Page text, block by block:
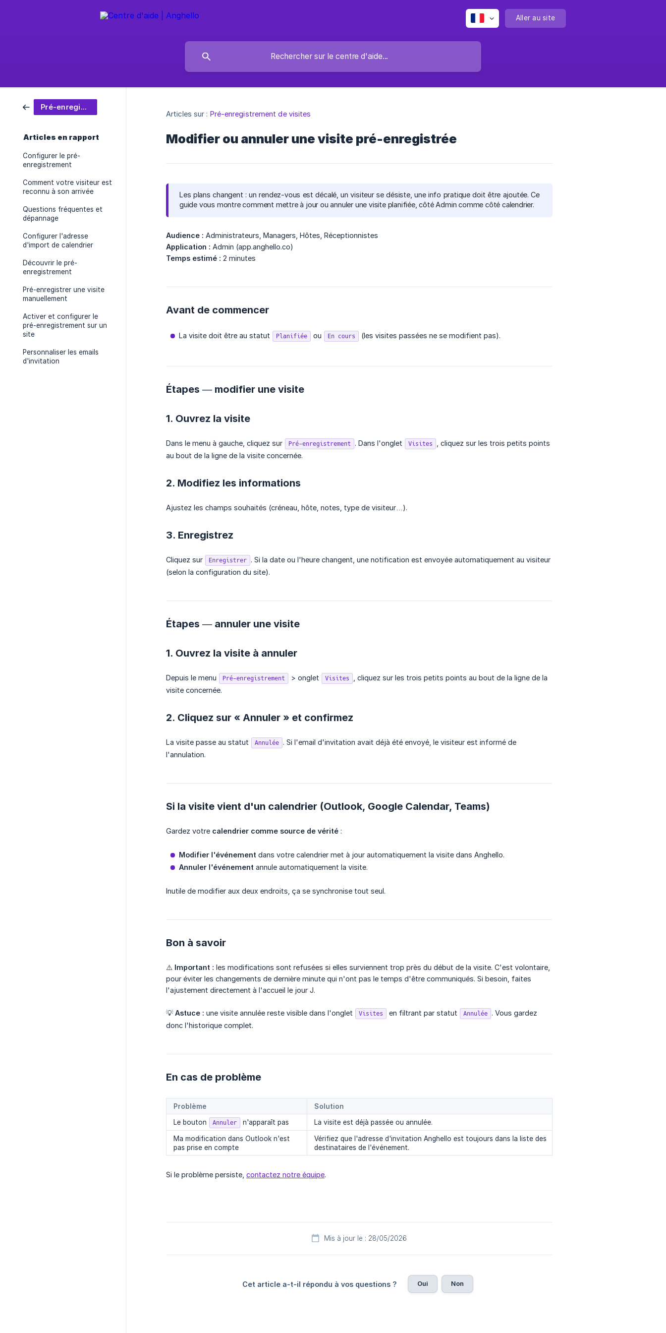
Aller au site
Pré-enregistrement de visites
Articles en rapport
Configurer le pré-
enregistrement
Comment votre visiteur est
reconnu à son arrivée
Questions fréquentes et
dépannage
Configurer l'adresse
d'import de calendrier
Découvrir le pré-
enregistrement
Pré-enregistrer une visite
manuellement
Activer et configurer le
pré-enregistrement sur un
site
Personnaliser les emails
d'invitation
Articles sur : Pré-enregistrement de visites
Modifier ou annuler une visite pré-enregistrée
Les plans changent : un rendez-vous est décalé, un visiteur se désiste, une info pratique doit être ajoutée. Ce
guide vous montre comment mettre à jour ou annuler une visite planifiée, côté Admin comme côté calendrier.
Audience : Administrateurs, Managers, Hôtes, Réceptionnistes
Application : Admin (app.anghello.co)
Temps estimé : 2 minutes
Avant de commencer
La visite doit être au statut Planifiée ou En cours (les visites passées ne se modifient pas).
Étapes — modifier une visite
1. Ouvrez la visite
Dans le menu à gauche, cliquez sur Pré-enregistrement . Dans l'onglet Visites
, cliquez sur les trois petits points
au bout de la ligne de la visite concernée.
2. Modifiez les informations
Ajustez les champs souhaités (créneau, hôte, notes, type de visiteur…).
3. Enregistrez
Cliquez sur Enregistrer . Si la date ou l'heure changent, une notification est envoyée automatiquement au visiteur
(selon la configuration du site).
Étapes — annuler une visite
1. Ouvrez la visite à annuler
Depuis le menu Pré-enregistrement > onglet Visites
, cliquez sur les trois petits points au bout de la ligne de la
visite concernée.
2. Cliquez sur « Annuler » et confirmez
La visite passe au statut Annulée . Si l'email d'invitation avait déjà été envoyé, le visiteur est informé de
l'annulation.
Si la visite vient d'un calendrier (Outlook, Google Calendar, Teams)
Gardez votre calendrier comme source de vérité :
Modifier l'événement dans votre calendrier met à jour automatiquement la visite dans Anghello.
Annuler l'événement annule automatiquement la visite.
Inutile de modifier aux deux endroits, ça se synchronise tout seul.
Bon à savoir
⚠️ Important : les modifications sont refusées si elles surviennent trop près du début de la visite. C'est volontaire,
pour éviter les changements de dernière minute qui n'ont pas le temps d'être communiqués. Si besoin, faites
l'ajustement directement à l'accueil le jour J.
💡Astuce : une visite annulée reste visible dans l'onglet Visites en filtrant par statut Annulée . Vous gardez
donc l'historique complet.
En cas de problème
Problème
Solution
Le bouton
Annuler n'apparaît pas La visite est déjà passée ou annulée.
Ma modification dans Outlook n'est
pas prise en compte
Vérifiez que l'adresse d'invitation Anghello est toujours dans la liste des
destinataires de l'événement.
Si le problème persiste, contactez notre équipe.
Mis à jour le : 28/05/2026
Cet article a-t-il répondu à vos questions ? Oui Non